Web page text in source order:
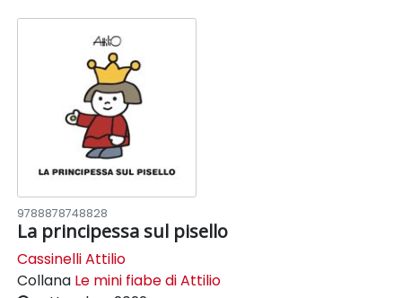
9788878748828
La principessa sul pisello
Cassinelli Attilio
Collana Le mini fiabe di Attilio